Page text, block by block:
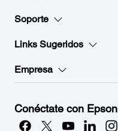
Soporte
Links Sugeridos
Empresa
Conéctate con Epson